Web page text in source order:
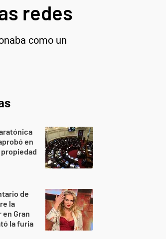
redes
como un
en
de
la
Gran
la furia